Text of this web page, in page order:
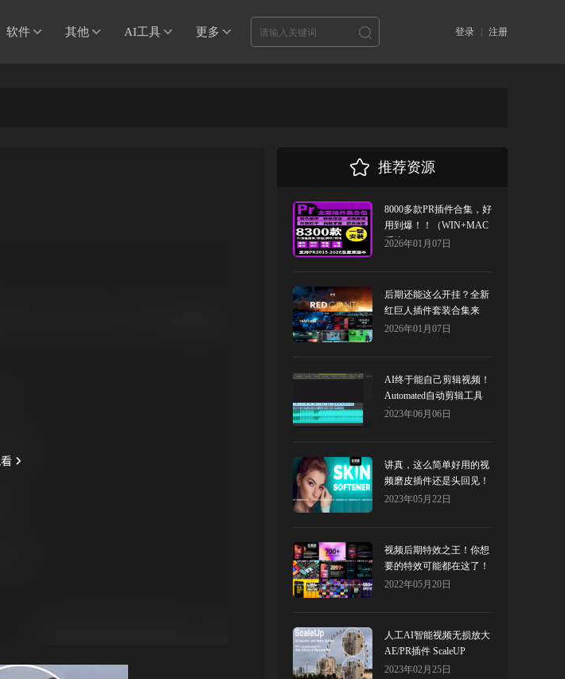
软件 其他 AI工具 更多 登录 注册
推荐资源
8000多款PR插件合集，好
用到爆！！（WIN+MAC
系统）
2026年01月07日
后期还能这么开挂？全新
红巨人插件套装合集来
了！
2026年01月07日
AI终于能自己剪辑视频！
Automated自动剪辑工具
来了！
2023年06月06日
讲真，这么简单好用的视
频磨皮插件还是头回见！
2023年05月22日
视频后期特效之王！你想
要的特效可能都在这了！
AtomX
2022年05月20日
人工AI智能视频无损放大
AE/PR插件 ScaleUP
2023年02月25日